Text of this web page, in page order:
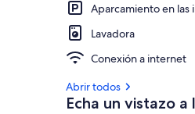
Aparcamiento en las
Lavadora
Conexión a internet
Abrir todos
Echa un vistazo a